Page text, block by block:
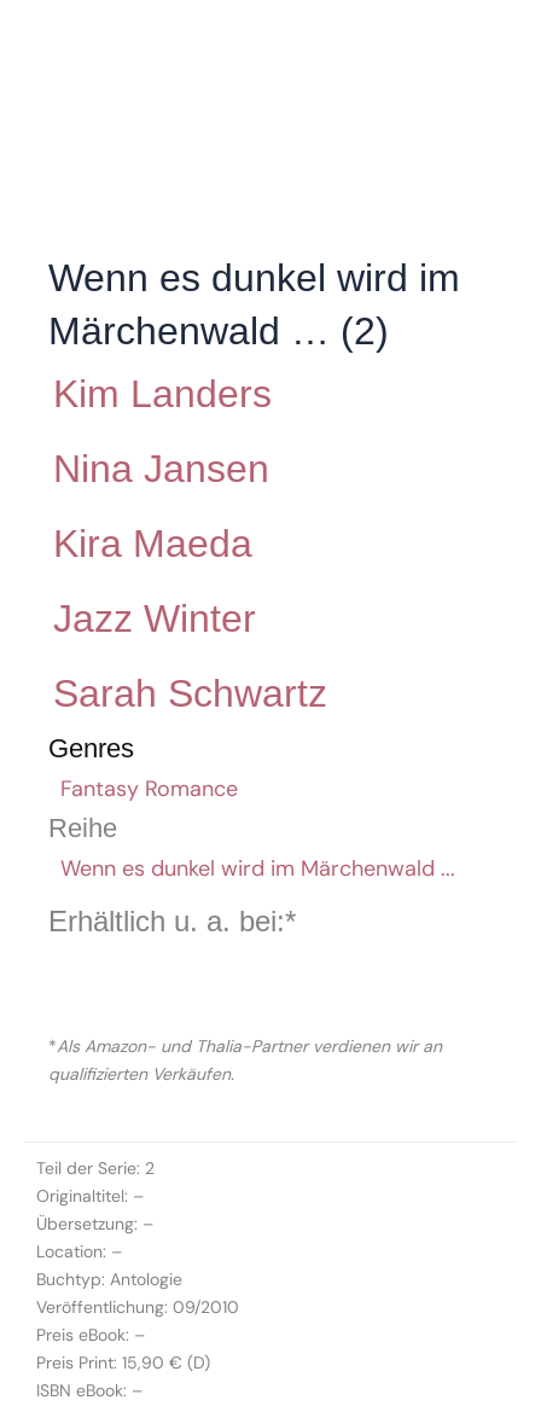
Wenn es dunkel wird im
Märchenwald … (2)
Kim Landers
Nina Jansen
Kira Maeda
Jazz Winter
Sarah Schwartz
Genres
Fantasy Romance
Reihe
Wenn es dunkel wird im Märchenwald ...
Erhältlich u. a. bei:*
*Als Amazon- und Thalia-Partner verdienen wir an
qualifizierten Verkäufen.
Teil der Serie: 2
Originaltitel: –
Übersetzung: –
Location: –
Buchtyp: Antologie
Veröffentlichung: 09/2010
Preis eBook: –
Preis Print: 15,90 € (D)
ISBN eBook: –